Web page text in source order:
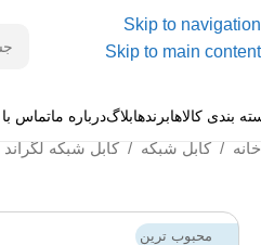
Skip to navigation
Skip to main content
بندی کالاهابرندهابلاگدرباره ماتماس با
خانه / کابل شبکه / کابل شبکه لگراند
محبوب ترین